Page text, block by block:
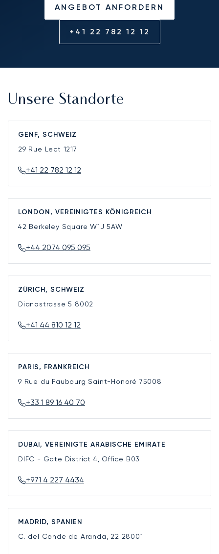
ANGEBOT ANFORDERN
+41 22 782 12 12
Unsere Standorte
GENF, SCHWEIZ
29 Rue Lect 1217
+41 22 782 12 12
LONDON, VEREINIGTES KÖNIGREICH
42 Berkeley SquareW1J 5AW
+44 2074 095 095
ZÜRICH, SCHWEIZ
Dianastrasse 5 8002
+41 44 810 12 12
PARIS, FRANKREICH
9 Rue du Faubourg Saint-Honoré 75008
+33 1 89 16 40 70
DUBAI, VEREINIGTE ARABISCHE EMIRATE
DIFC - Gate District 4, Office B03
+971 4 227 4434
MADRID, SPANIEN
C. del Conde de Aranda, 22 28001